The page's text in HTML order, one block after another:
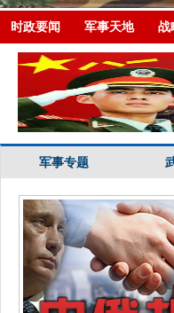
时政要闻 军事天地 战
军事专题